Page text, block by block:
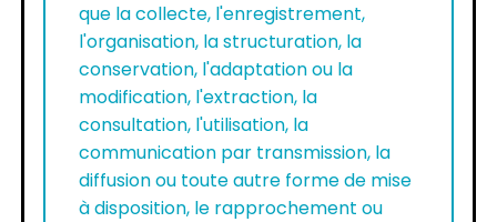
que la collecte, l'enregistrement,
l'organisation, la structuration, la
conservation, l'adaptation ou la
modification, l'extraction, la
consultation, l'utilisation, la
communication par transmission, la
diffusion ou toute autre forme de mise
à disposition, le rapprochement ou